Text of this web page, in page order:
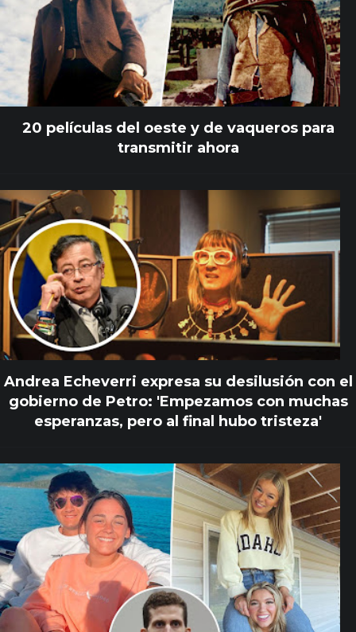
20 películas del oeste y de vaqueros para
transmitir ahora
Andrea Echeverri expresa su desilusión con el
gobierno de Petro: 'Empezamos con muchas
esperanzas, pero al final hubo tristeza'